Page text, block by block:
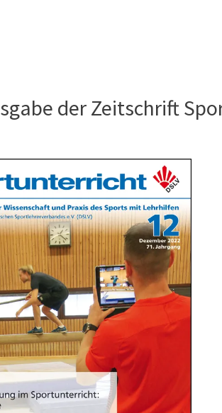
der Zeitschrift